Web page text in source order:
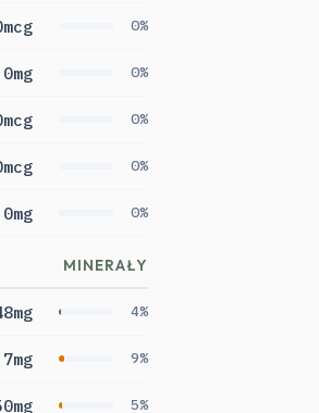
0%
0mg 0%
0%
0%
0mg 0%
MINERAŁY
4%
9%
5%